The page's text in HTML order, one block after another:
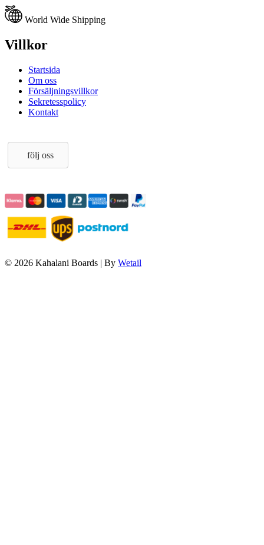
World Wide Shipping
Villkor
Startsida
Om oss
Försäljningsvillkor
Sekretesspolicy
Kontakt
följ oss
© 2026 Kahalani Boards | By Wetail